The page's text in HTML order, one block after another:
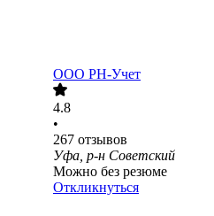
ООО РН-Учет
4.8
•
267 отзывов
Уфа, р-н Советский
Можно без резюме
Откликнуться